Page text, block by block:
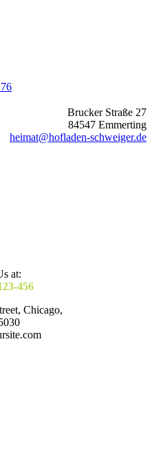
Brucker Straße 27
84547 Emmerting
heimat@hofladen-schweiger.de
at:
456
Chicago,